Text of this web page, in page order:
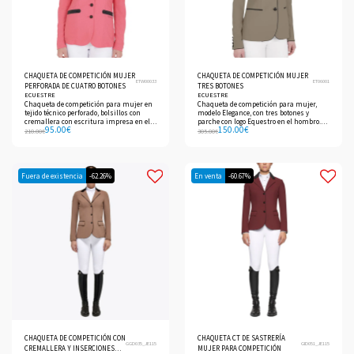
CHAQUETA DE COMPETICIÓN MUJER
PERFORADA DE CUATRO BOTONES
ETW00033
ECUESTRE
Chaqueta de competición para mujer en
tejido técnico perforado, bolsillos con
cremallera con escritura impresa en el
bolsillo izquierdo y logo estampado en el
210.00€95.00€
CHAQUETA DE COMPETICIÓN MUJER
TRES BOTONES
ET06001
ECUESTRE
Chaqueta de competición para mujer,
modelo Elegance, con tres botones y
parche con logo Equestro en el hombro.
Tejido técnico transpirable.
305.00€150.00€
Fuera de existencia -62.26%
CHAQUETA DE COMPETICIÓN CON
CREMALLERA Y INSERCIONES
GGD035_JE115
En venta -60.67%
CHAQUETA CT DE SASTRERÍA
MUJER PARA COMPETICIÓN
GID051_JE115